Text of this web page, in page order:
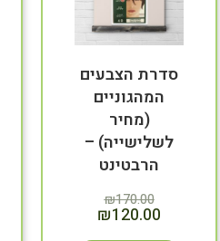
סדרת הצבעים
המהגוניים
(מחיר
לשלישייה) –
הרבטינט
₪170.00
₪120.00